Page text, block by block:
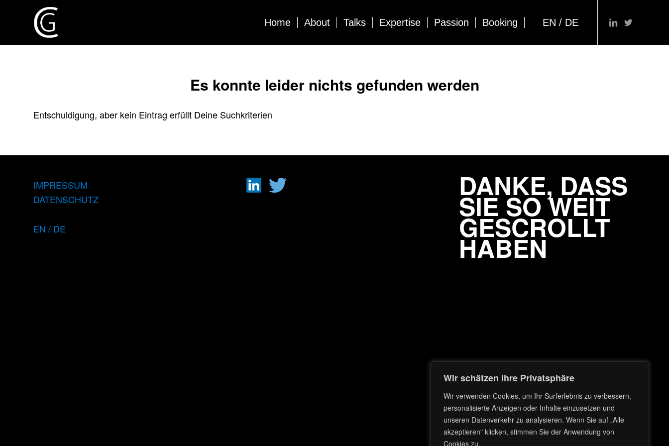
Wir schätzen Ihre Privatsphäre
Wir verwenden Cookies, um Ihr Surferlebnis zu verbessern,
personalisierte Anzeigen oder Inhalte einzusetzen und
unseren Datenverkehr zu analysieren. Wenn Sie auf „Alle
akzeptieren" klicken, stimmen Sie der Anwendung von
Cookies zu.
Home About Talks Expertise Passion Booking EN / DE
Es konnte leider nichts gefunden werden
Entschuldigung, aber kein Eintrag erfüllt Deine Suchkriterien
IMPRESSUM
DATENSCHUTZ
EN / DE
DANKE, DASS
SIE SO WEIT
GESCROLLT
HABEN